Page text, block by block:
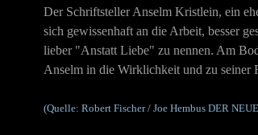
Der Schriftsteller Anselm Kristlein, ein
sich gewissenhaft an die Arbeit, besser
lieber "Anstatt Liebe" zu nennen. Am
Anselm in die Wirklichkeit und zu seiner
(Quelle: Robert Fischer / Joe Hembus DER